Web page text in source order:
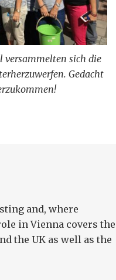
versammelten sich die
Gedacht
and, where
in Vienna covers the
the UK as well as the